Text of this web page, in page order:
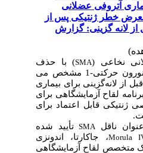
آتروفی عضلانی
خطر ژنتیکی پس از
لانه گزینی: گزارش
نخاعی ( SMA) با حذف
1 مشخص می
از لانهگزینی برای بیماری
لقاح آزمایشگاهی برای
قابل اعتماد برای
ناقل SMA تأیید شده
Morula، جاکارتا، اندونزی
متخصص لقاح آزمایشگاهی